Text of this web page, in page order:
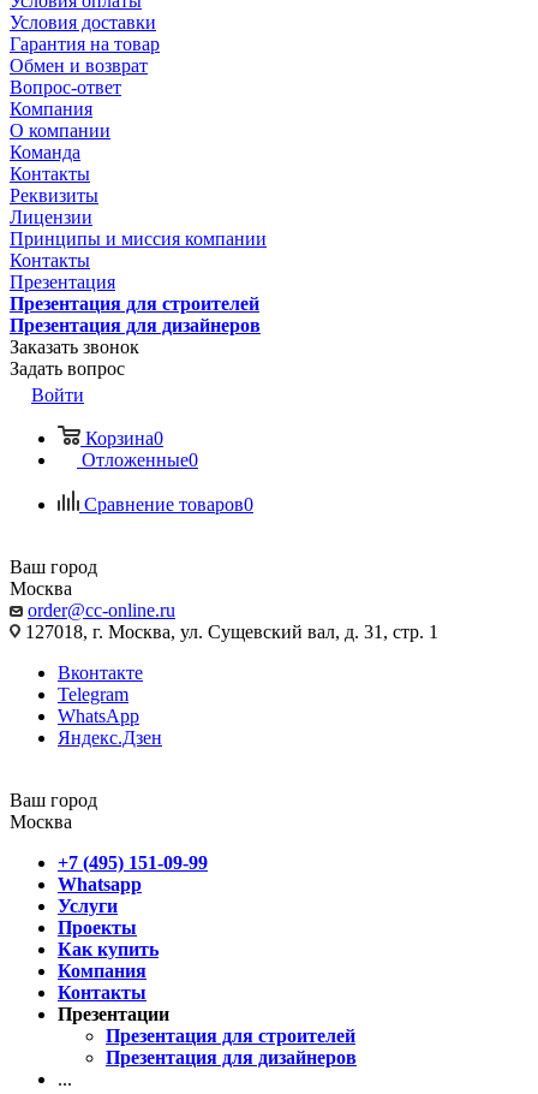
Условия доставки
Гарантия на товар
Обмен и возврат
Вопрос-ответ
Компания
О компании
Команда
Контакты
Реквизиты
Лицензии
Принципы и миссия компании
Контакты
Презентация
Презентация для строителей
Презентация для дизайнеров
Заказать звонок
Задать вопрос
Войти
Корзина0
Отложенные0
Сравнение товаров0
Ваш город
Москва
order@cc-online.ru
127018, г. Москва, ул. Сущевский вал, д. 31, стр. 1
Вконтакте
Telegram
WhatsApp
Яндекс.Дзен
Ваш город
Москва
+7 (495) 151-09-99
Whatsapp
Услуги
Проекты
Как купить
Компания
Контакты
Презентации
Презентация для строителей
Презентация для дизайнеров
...